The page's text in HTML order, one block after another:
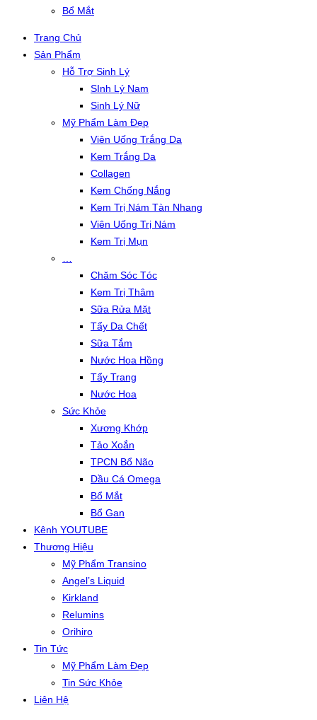
Bổ Mắt
Trang Chủ
Sản Phẩm
Hỗ Trợ Sinh Lý
SInh Lý Nam
Sinh Lý Nữ
Mỹ Phẩm Làm Đẹp
Viên Uống Trắng Da
Kem Trắng Da
Collagen
Kem Chống Nắng
Kem Trị Nám Tàn Nhang
Viên Uống Trị Nám
Kem Trị Mụn
Chăm Sóc Tóc
Kem Trị Thâm
Sữa Rửa Mặt
Tẩy Da Chết
Sữa Tắm
Nước Hoa Hồng
Tẩy Trang
Nước Hoa
Sức Khỏe
Xương Khớp
Tảo Xoắn
TPCN Bổ Não
Dầu Cá Omega
Bổ Mắt
Bổ Gan
Kênh YOUTUBE
Thương Hiệu
Mỹ Phẩm Transino
Angel’s Liquid
Kirkland
Relumins
Orihiro
Tin Tức
Mỹ Phẩm Làm Đẹp
Tin Sức Khỏe
Liên Hệ